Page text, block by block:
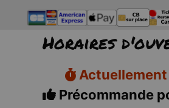
Horaires
Actuellement
Précommande